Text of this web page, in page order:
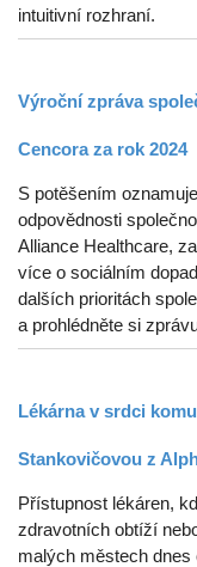
intuitivní rozhraní.
Výroční zpráva
Cencora za rok 2024
S potěšením
odpovědnosti
Alliance Healthcare,
více o sociálním
dalších prioritách
a prohlédněte si
Lékárna v srdci
Stankovičovou z
Přístupnost lékáren,
zdravotních obtíží
malých městech